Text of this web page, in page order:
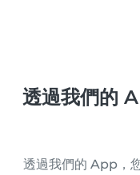
透過我們的
透過我們的 App，